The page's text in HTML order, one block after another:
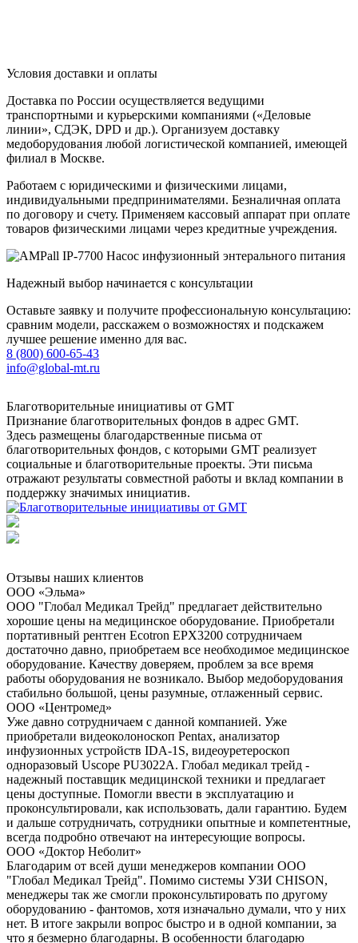
Условия доставки и оплаты
Доставка по России осуществляется ведущими
транспортными и курьерскими компаниями («Деловые
линии», СДЭК, DPD и др.). Организуем доставку
медоборудования любой логистической компанией, имеющей
филиал в Москве.
Работаем с юридическими и физическими лицами,
индивидуальными предпринимателями. Безналичная оплата
по договору и счету. Применяем кассовый аппарат при оплате
товаров физическими лицами через кредитные учреждения.
Надежный выбор начинается с консультации
Оставьте заявку и получите профессиональную консультацию:
сравним модели, расскажем о возможностях и подскажем
лучшее решение именно для вас.
8 (800) 600-65-43
info@global-mt.ru
Благотворительные инициативы от GMT
Признание благотворительных фондов в адрес GMT.
Здесь размещены благодарственные письма от
благотворительных фондов, с которыми GMT реализует
социальные и благотворительные проекты. Эти письма
отражают результаты совместной работы и вклад компании в
поддержку значимых инициатив.
Отзывы наших клиентов
ООО «Эльма»
ООО "Глобал Медикал Трейд" предлагает действительно
хорошие цены на медицинское оборудование. Приобретали
портативный рентген Ecotron EPX3200 сотрудничаем
достаточно давно, приобретаем все необходимое медицинское
оборудование. Качеству доверяем, проблем за все время
работы оборудования не возникало. Выбор медоборудования
стабильно большой, цены разумные, отлаженный сервис.
ООО «Центромед»
Уже давно сотрудничаем с данной компанией. Уже
приобретали видеоколоноскоп Pentax, анализатор
инфузионных устройств IDA-1S, видеоуретероскоп
одноразовый Uscope PU3022A. Глобал медикал трейд -
надежный поставщик медицинской техники и предлагает
цены доступные. Помогли ввести в эксплуатацию и
проконсультировали, как использовать, дали гарантию. Будем
и дальше сотрудничать, сотрудники опытные и компетентные,
всегда подробно отвечают на интересующие вопросы.
ООО «Доктор Неболит»
Благодарим от всей души менеджеров компании ООО
"Глобал Медикал Трейд". Помимо системы УЗИ CHISON,
менеджеры так же смогли проконсультировать по другому
оборудованию - фантомов, хотя изначально думали, что у них
нет. В итоге закрыли вопрос быстро и в одной компании, за
что я безмерно благодарны. В особенности благодарю